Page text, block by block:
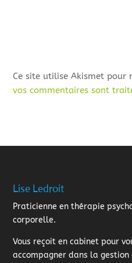
Ce site utilise Akismet pour
vos commentaires sont
Lise Ledroit
Praticienne en thérapie
corporelle.
Vous reçoit en cabinet pour
accompagner dans la gestion